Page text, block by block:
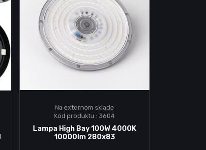
Vložiť do košika
Na externom sklade
Kód produktu : 3604
Lampa High Bay 100W 4000K
10000lm 280x83